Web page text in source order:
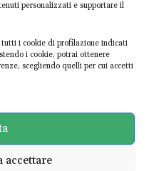
personalizzati e supportare il
tutti i cookie di profilazione indicati
i cookie, potrai ottenere
scegliendo quelli per cui accetti
accettare
MASE
il 3